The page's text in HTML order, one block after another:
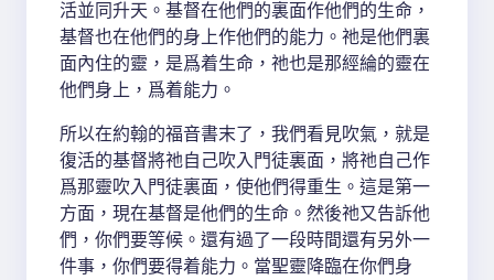
活並同升天。基督在他們的裏面作他們的生命，
基督也在他們的身上作他們的能力。祂是他們裏
面內住的靈，是爲着生命，祂也是那經綸的靈在
他們身上，爲着能力。
所以在約翰的福音書末了，我們看見吹氣，就是
復活的基督將祂自己吹入門徒裏面，將祂自己作
爲那靈吹入門徒裏面，使他們得重生。這是第一
方面，現在基督是他們的生命。然後祂又告訴他
們，你們要等候。還有過了一段時間還有另外一
件事，你們要得着能力。當聖靈降臨在你們身